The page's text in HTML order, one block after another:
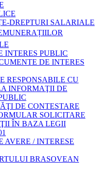
DREPTURI SALARIALE
INTERES PUBLIC
DE INTERES
RESPONSABILE CU
INFORMAŢII DE
DE CONTESTARE
SOLICITARE
ÎN BAZA LEGII
AVERE / INTERESE
BRASOVEAN